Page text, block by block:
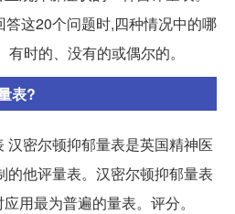
这20个问题时,四种情况中的哪
时的、没有的或偶尔的。
表?
汉密尔顿抑郁量表是英国精神医
的他评量表。汉密尔顿抑郁量表
用最为普遍的量表。评分。